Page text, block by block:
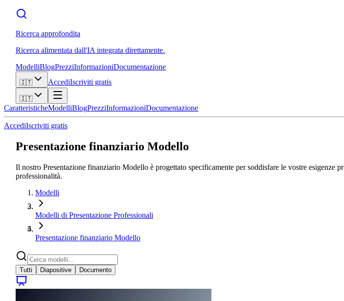
Ricerca approfondita
Ricerca alimentata dall'IA integrata direttamente.
ModelliBlogPrezziInformazioniDocumentazione
🇮🇹 AccediIscriviti gratis
🇮🇹
CaratteristicheModelliBlogPrezziInformazioniDocumentazione
AccediIscriviti gratis
Presentazione finanziario Modello
Il nostro Presentazione finanziario Modello è progettato specificamente per soddisfare le vostre esigenze
professionalità.
Modelli
Modelli di Presentazione Professionali
Presentazione finanziario Modello
Tutti Diapositive Documento